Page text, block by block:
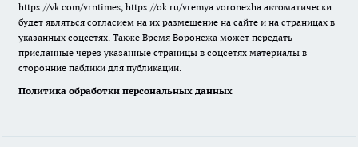
https://vk.com/vrntimes, https://ok.ru/vremya.voronezha автоматически
будет являться согласием на их размещение на сайте и на страницах в
указанных соцсетях. Также Время Воронежа может передать
присланные через указанные страницы в соцсетях материалы в
сторонние паблики для публикации.
Политика обработки персональных данных